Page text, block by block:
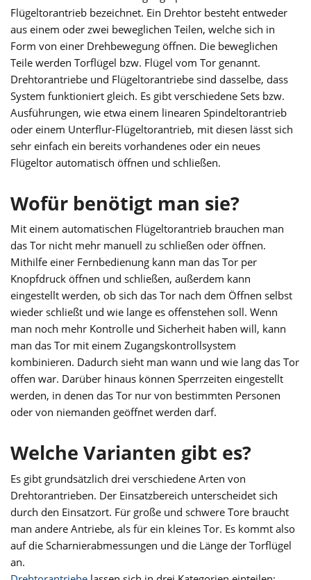
Flügeltorantrieb bezeichnet. Ein Drehtor besteht entweder
aus einem oder zwei beweglichen Teilen, welche sich in
Form von einer Drehbewegung öffnen. Die beweglichen
Teile werden Torflügel bzw. Flügel vom Tor genannt.
Drehtorantriebe und Flügeltorantriebe sind dasselbe, dass
System funktioniert gleich. Es gibt verschiedene Sets bzw.
Ausführungen, wie etwa einem linearen Spindeltorantrieb
oder einem Unterflur-Flügeltorantrieb, mit diesen lässt sich
sehr einfach ein bereits vorhandenes oder ein neues
Flügeltor automatisch öffnen und schließen.
Wofür benötigt man sie?
Mit einem automatischen Flügeltorantrieb brauchen man
das Tor nicht mehr manuell zu schließen oder öffnen.
Mithilfe einer Fernbedienung kann man das Tor per
Knopfdruck öffnen und schließen, außerdem kann
eingestellt werden, ob sich das Tor nach dem Öffnen selbst
wieder schließt und wie lange es offenstehen soll. Wenn
man noch mehr Kontrolle und Sicherheit haben will, kann
man das Tor mit einem Zugangskontrollsystem
kombinieren. Dadurch sieht man wann und wie lang das Tor
offen war. Darüber hinaus können Sperrzeiten eingestellt
werden, in denen das Tor nur von bestimmten Personen
oder von niemanden geöffnet werden darf.
Welche Varianten gibt es?
Es gibt grundsätzlich drei verschiedene Arten von
Drehtorantrieben. Der Einsatzbereich unterscheidet sich
durch den Einsatzort. Für große und schwere Tore braucht
man andere Antriebe, als für ein kleines Tor. Es kommt also
auf die Scharnierabmessungen und die Länge der Torflügel
an.